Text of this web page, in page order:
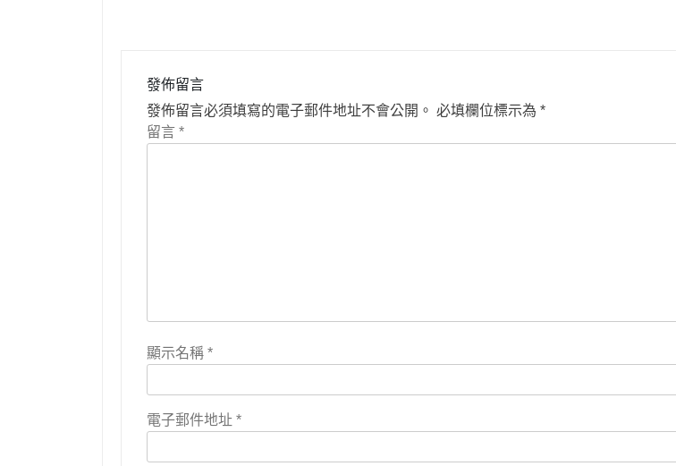
發佈留言
發佈留言必須填寫的電子郵件地址不會公開。 必填欄位標示為 *
留言 *
顯示名稱 *
電子郵件地址 *